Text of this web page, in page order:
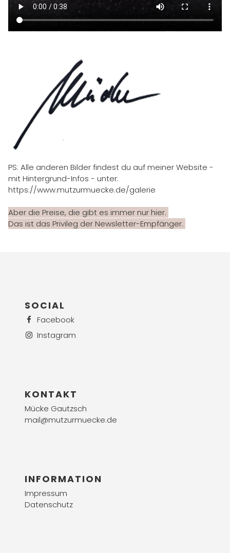
PS: Alle anderen Bilder findest du auf meiner Website -
mit Hintergrund-Infos - unter:
https://www.mutzurmuecke.de/galerie
Aber die Preise, die gibt es immer nur hier.
Das ist das Privileg der Newsletter-Empfänger.
SOCIAL
Facebook
Instagram
KONTAKT
Mücke Gautzsch
mail@mutzurmuecke.de
INFORMATION
Impressum
Datenschutz